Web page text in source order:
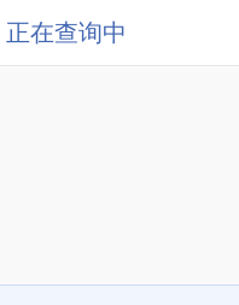
正在查询中